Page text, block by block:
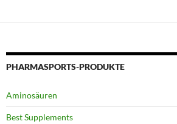
PHARMASPORTS-PRODUKTE
Aminosäuren
Best Supplements